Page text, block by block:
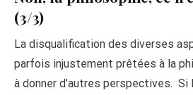
(3/3)
La disqualification des diverses
parfois injustement prêtées à la
à donner d’autres perspectives. Si